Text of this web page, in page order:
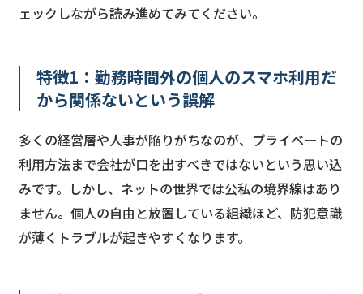
ェックしながら読み進めてみてください。
特徴1：勤務時間外の個人のスマホ利用だ
から関係ないという誤解
多くの経営層や人事が陥りがちなのが、プライベートの
利用方法まで会社が口を出すべきではないという思い込
みです。しかし、ネットの世界では公私の境界線はあり
ません。個人の自由と放置している組織ほど、防犯意識
が薄くトラブルが起きやすくなります。